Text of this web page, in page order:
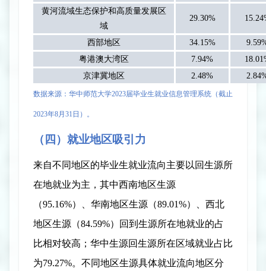
黄河流域生态保护和高质量发展区
域
29.30%
西部地区 34.15%
粤港澳大湾区
7.94%
京津冀地区
2.48%
数据来源：华中师范大学2023届毕业生就业信息管理系统（截止
2023年8月 31 日 ）。
（四）就业地区吸引力
来自不同地区的毕业生就业流向主要以回生源所
在地就业为主，其中西南地区生源
（95.16%）、华南地区生源（89.01%）、西北
地区生源（84.59%）回到生源所在地就业的占
比相对较高；华中生源回生源所在区域就业占比
为79.27%。不同地区生源具体就业流向地区分